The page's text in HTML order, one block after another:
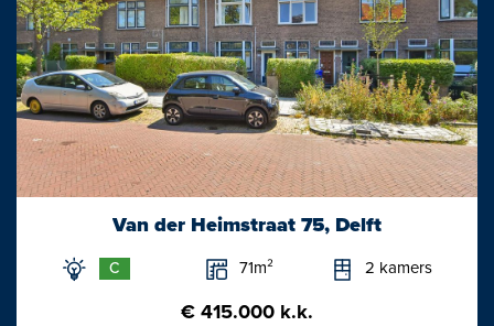
achterzijde. Ruim opgezette en gemoderniseerde badkamer met
douchegelegenheid, ligbad, vaste wastafel en opstelplaats
wasmachine.
Super lichte, ruime en gezellige woon/eetkamer en suite met
erker, vaste inbouwkasten en doorloop (middels schuifpui) naar
een riante en zeer fraai aangelegde, zonnige achtertuin.
Download op Funda de brochure voor de link naar de website
waar je alle gegevens en meer informatie van deze woning kunt
Van der Heimstraat 75, Delft
C 71m² 2 kamers
€ 415.000 k.k.